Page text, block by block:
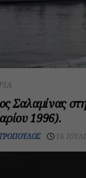
Σαλαμίνας
1996).
16